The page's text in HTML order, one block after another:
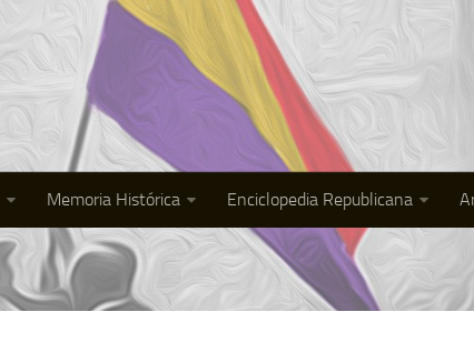
Memoria Histórica Enciclopedia Republicana